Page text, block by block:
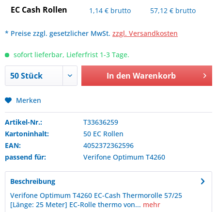
EC Cash Rollen
1,14 € brutto 57,12 € brutto
* Preise zzgl. gesetzlicher MwSt. zzgl. Versandkosten
sofort lieferbar, Lieferfrist 1-3 Tage.
In den Warenkorb
Merken
Artikel-Nr.:
T33636259
Kartoninhalt:
50 EC Rollen
EAN:
4052372362596
passend für:
Verifone Optimum T4260
Beschreibung
Verifone Optimum T4260 EC-Cash Thermorolle 57/25
[Länge: 25 Meter] EC-Rolle thermo von... mehr